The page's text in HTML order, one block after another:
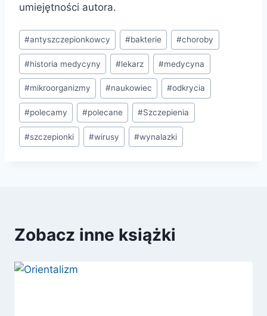
umiejętności autora.
Tagi
wpisu:
#antyszczepionkowcy #bakterie #choroby
#historia medycyny #lekarz #medycyna
#mikroorganizmy #naukowiec #odkrycia
#polecamy #polecane #Szczepienia
#szczepionki #wirusy #wynalazki
Zobacz inne książki